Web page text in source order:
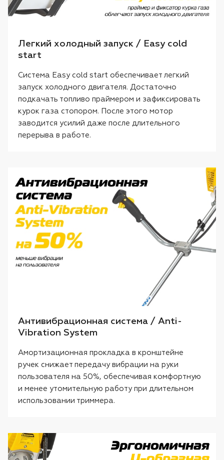
Легкий холодный запуск / Easy cold
start
Система Easy cold start обеспечивает легкий
запуск холодного двигателя. Достаточно
подкачать топливо праймером и зафиксировать
курок газа стопором. После этого мотор
заводится усилий даже после длительного
перерыва в работе.
Антивибрационная система / Anti-
Vibration System
Амортизационная прокладка в кронштейне
ручек снижает передачу вибрации на руки
пользователя на 50%, обеспечивая комфортную
и менее утомительную работу при длительном
использовании триммера.